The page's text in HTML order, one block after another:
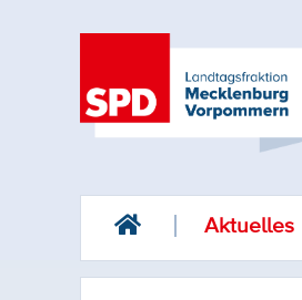
Aktuelles